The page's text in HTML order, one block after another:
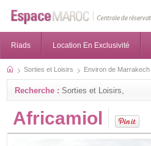
Riads Location En Exclusivité
Sorties et Loisirs Environ de Marrakech
Recherche : Sorties et Loisirs,
Africamiol